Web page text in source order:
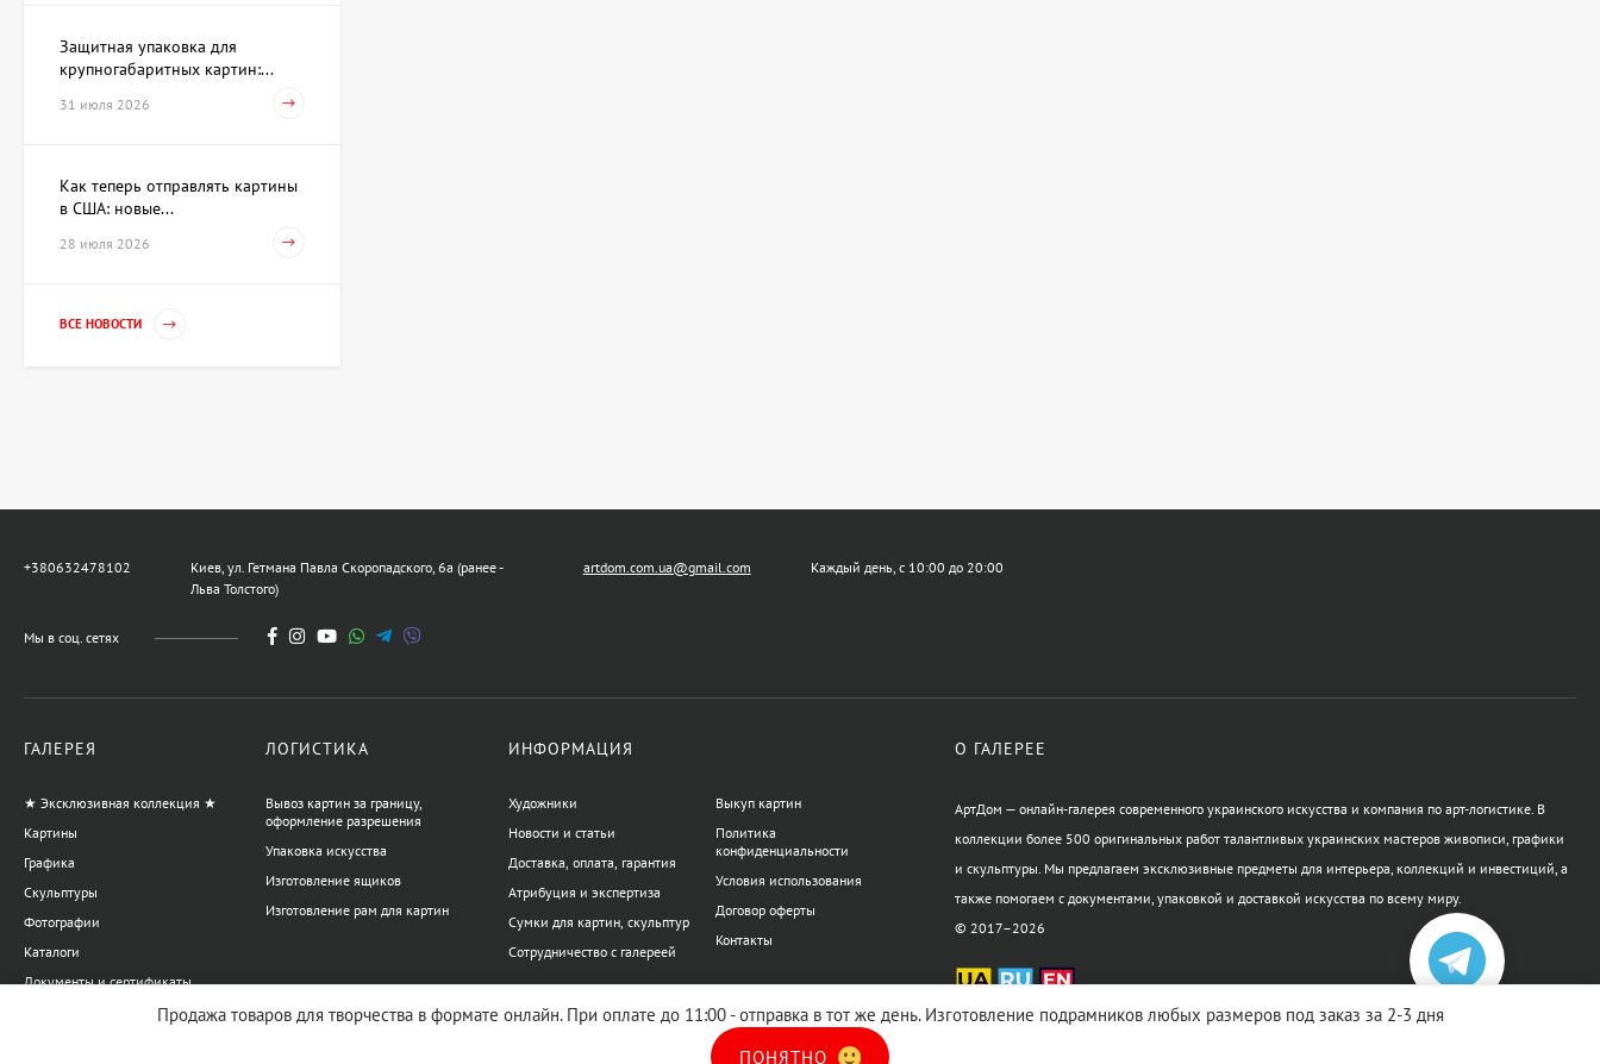
Акварель Заговор Амура и
Венеры, художник Павлов
359 600 UAH
Картина Обнаженная,
Кокин Михаил
20 228 UAH
Защитная упаковка для
крупногабаритных картин:...
31 июля 2026
Как теперь отправлять картины
в США: новые...
28 июля 2026
ВСЕ НОВОСТИ
+380632478102
Киев, ул. Гетмана Павла Скоропадского, 6а (ранее -
Льва Толстого)
artdom.com.ua@gmail.com Каждый день, с 10:00 до 20:00
Мы в соц. сетях
ГАЛЕРЕЯ
★ Эксклюзивная коллекция ★
Картины
Графика
Скульптуры
Фотографии
Каталоги
Документы и сертификаты
Товары для художников
ЛОГИСТИКА
Вывоз картин за границу,
оформление разрешения
Упаковка искусства
Изготовление ящиков
Изготовление рам для картин
ИНФОРМАЦИЯ
Художники
Новости и статьи
Доставка, оплата, гарантия
Атрибуция и экспертиза
Сумки для картин, скульптур
Сотрудничество с галереей
Выкуп картин
Политика
конфиденциальности
Условия использования
Договор оферты
Контакты
О ГАЛЕРЕЕ
АртДом — онлайн-галерея современного украинского искусства и компания по арт-логистике. В
коллекции более 500 оригинальных работ талантливых украинских мастеров живописи, графики
и скульптуры. Мы предлагаем эксклюзивные предметы для интерьера, коллекций и инвестиций, а
также помогаем с документами, упаковкой и доставкой искусства по всему миру.
© 2017–2026
Продажа товаров для творчества в формате онлайн. При оплате до 11:00 - отправка в тот же день. Изготовление подрамников любых размеров под заказ за 2-3 дня
ПОНЯТНО
XML-карта сайта